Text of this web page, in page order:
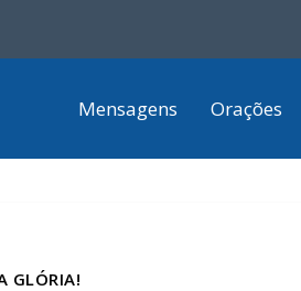
Mensagens Orações
GLÓRIA!